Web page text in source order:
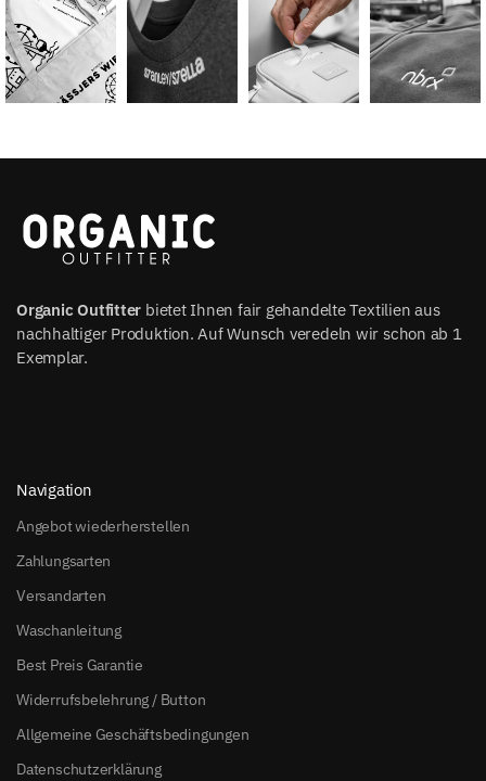
Organic Outfitter bietet Ihnen fair gehandelte Textilien aus
nachhaltiger Produktion. Auf Wunsch veredeln wir schon ab 1
Exemplar.
Navigation
Angebot wiederherstellen
Zahlungsarten
Versandarten
Waschanleitung
Best Preis Garantie
Widerrufsbelehrung / Button
Allgemeine Geschäftsbedingungen
Datenschutzerklärung